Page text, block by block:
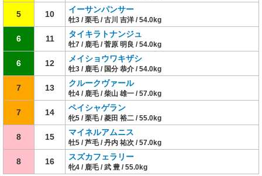
5 10 イーサンパンサー
牡3 / 栗毛 / 古川 吉洋 / 54.0kg
6 11 タイキラトナンジュ
牡7 / 鹿毛 / 菅原 明良 / 54.0kg
6 12 メイショウワキザシ
牡3 / 鹿毛 / 国分 恭介 / 54.0kg
7 13 クルークヴァール
牡4 / 鹿毛 / 柴山 雄一 / 57.0kg
7 14 ペイシャゲラン
牝5 / 栗毛 / 菱田 裕二 / 55.0kg
8 15 マイネルアムニス
牡5 / 芦毛 / 丹内 祐次 / 57.0kg
8 16 スズカフェラリー
牝4 / 鹿毛 / 武 豊 / 55.0kg